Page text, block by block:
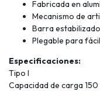
Fabricada en
Mecanismo de
Barra
Plegable para
Especificaciones:
Tipo I
Capacidad de carga 150